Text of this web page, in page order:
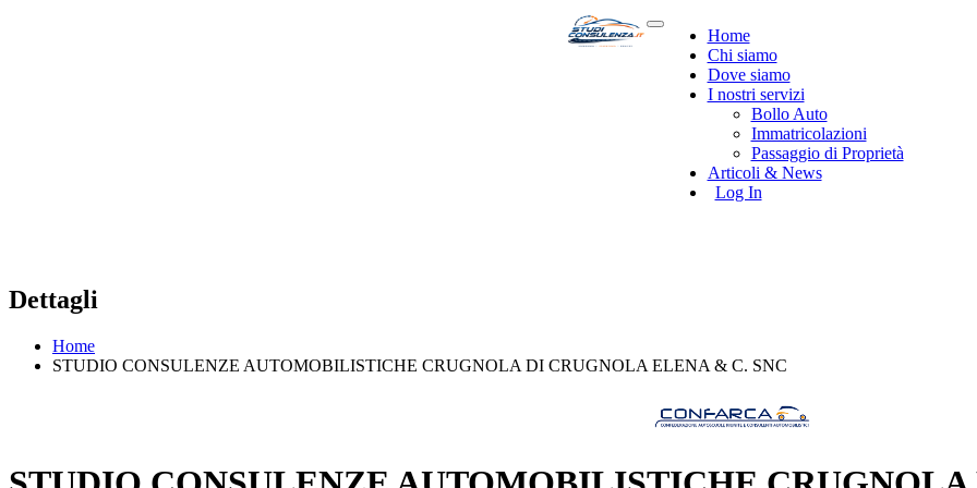
Home
Chi siamo
Dove siamo
I nostri servizi
Bollo Auto
Immatricolazioni
Passaggio di Proprietà
Articoli & News
Log In
Dettagli
Home
STUDIO CONSULENZE AUTOMOBILISTICHE CRUGNOLA DI CRUGNOLA ELENA & C. SNC